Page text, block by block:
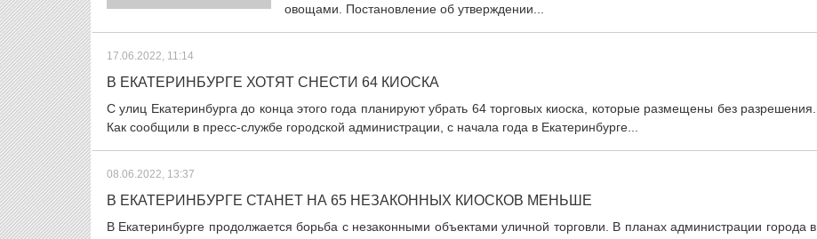
овощами. Постановление об утверждении...
17.06.2022, 11:14
В ЕКАТЕРИНБУРГЕ ХОТЯТ СНЕСТИ 64 КИОСКА
С улиц Екатеринбурга до конца этого года планируют убрать 64 торговых киоска, которые размещены без разрешения.
Как сообщили в пресс-службе городской администрации, с начала года в Екатеринбурге...
08.06.2022, 13:37
В ЕКАТЕРИНБУРГЕ СТАНЕТ НА 65 НЕЗАКОННЫХ КИОСКОВ МЕНЬШЕ
В Екатеринбурге продолжается борьба с незаконными объектами уличной торговли. В планах администрации города в